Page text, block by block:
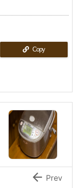
Copy
 Prev